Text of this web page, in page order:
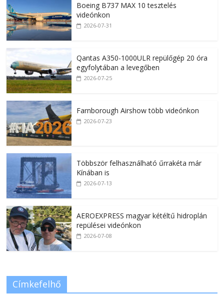
Boeing B737 MAX 10 tesztelés
videónkon
2026-07-31
Qantas A350-1000ULR repülőgép 20 óra
egyfolytában a levegőben
2026-07-25
Farnborough Airshow több videónkon
2026-07-23
Többször felhasználható űrrakéta már
Kínában is
2026-07-13
AEROEXPRESS magyar kétéltű hidroplán
repülései videónkon
2026-07-08
Címkefelhő